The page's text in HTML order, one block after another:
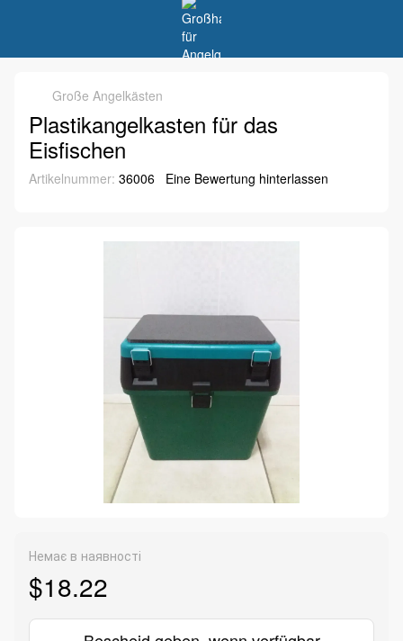
Große Angelkästen
Plastikangelkasten für das
Eisfischen
Artikelnummer: 36006 Eine Bewertung hinterlassen
Немає в наявності
$18.22